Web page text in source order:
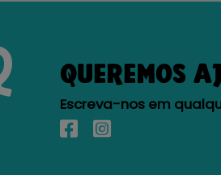
QUEREMOS
Escreva-nos em